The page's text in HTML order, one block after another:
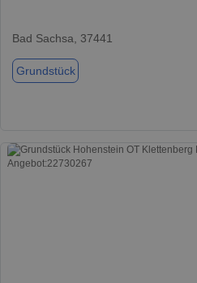
Bad Sachsa, 37441
Grundstück